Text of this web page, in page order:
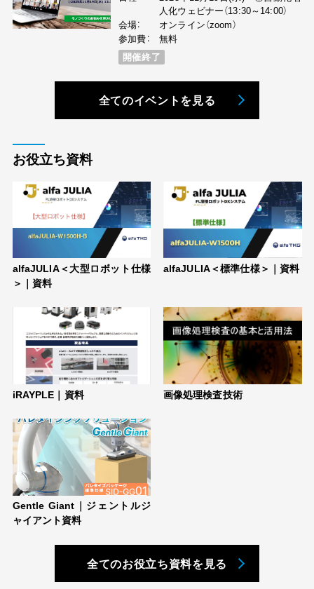
人化ウェビナー（13:30～14:00）
会場：
オンライン（zoom）
参加費：
無料
開催終了
全てのイベントを見る
お役立ち資料
alfaJULIA＜大型ロボット仕様
＞｜資料
alfaJULIA＜標準仕様＞｜資料
iRAYPLE｜資料 画像処理検査技術
Gentle Giant｜ジェントルジ
ャイアント資料
全てのお役立ち資料を見る